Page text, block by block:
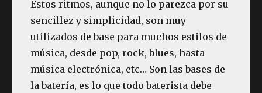
Estos ritmos, aunque no lo parezca por su
sencillez y simplicidad, son muy
utilizados de base para muchos estilos de
música, desde pop, rock, blues, hasta
música electrónica, etc… Son las bases de
la batería, es lo que todo baterista debe